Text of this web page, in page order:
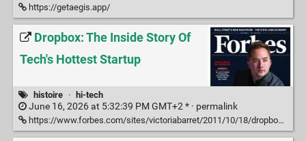
https://getaegis.app/
Dropbox: The Inside Story Of
Tech's Hottest Startup
histoire · hi-tech
June 16, 2026 at 5:32:39 PM GMT+2 * · permalink
https://www.forbes.com/sites/victoriabarret/2011/10/18/dropbox-the-inside-story-of-techs-hottest-startup/?sh=2a3171ac6437